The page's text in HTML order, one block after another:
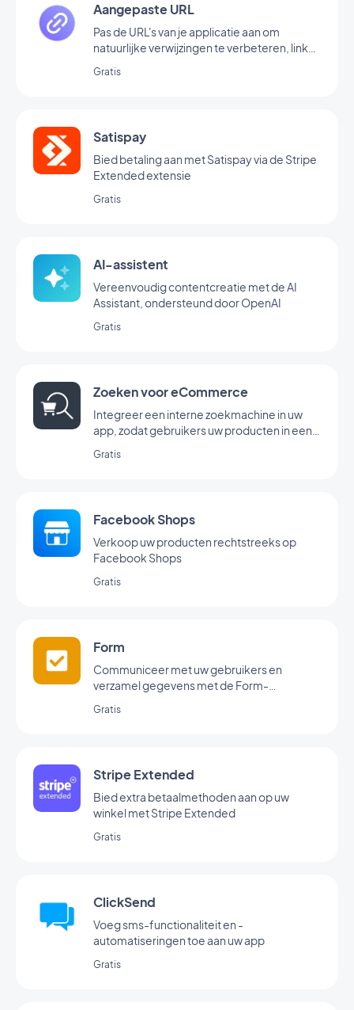
Aangepaste URL
Pas de URL's van je applicatie aan om
natuurlijke verwijzingen te verbeteren, links
te delen.
Gratis
Satispay
Bied betaling aan met Satispay via de Stripe
Extended extensie
Gratis
AI-assistent
Vereenvoudig contentcreatie met de AI
Assistant, ondersteund door OpenAI
Gratis
Zoeken voor eCommerce
Integreer een interne zoekmachine in uw
app, zodat gebruikers uw producten in een
extensie van GoodBarber.
Gratis
Facebook Shops
Verkoop uw producten rechtstreeks op
Facebook Shops
Gratis
Form
Communiceer met uw gebruikers en
verzamel gegevens met de Form-
Gratis
Stripe Extended
Bied extra betaalmethoden aan op uw
winkel met Stripe Extended
Gratis
ClickSend
Voeg sms-functionaliteit en -
automatiseringen toe aan uw app
Gratis